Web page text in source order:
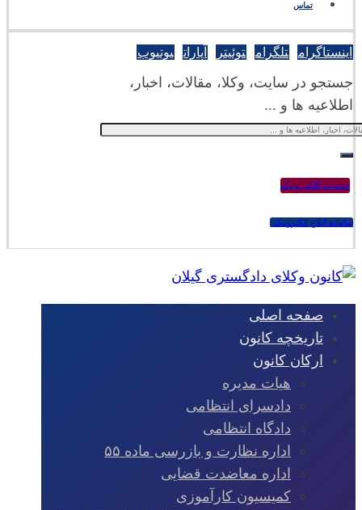
تماس
اینستاگرام تلگرام توئیتر آپارات یوتیوب
جستجو در سایت، وکلا، مقالات، اخبار،
اطلاعیه ها و ...
خدمات الکترونیک
سامانه ابلاغ الکترونیکی
صفحه اصلی
تاریخچه کانون
ارکان کانون
هیات مدیره
دادسرای انتظامی
دادگاه انتظامی
اداره نظارت و بازرسی ماده ۵۵
اداره معاضدت قضایی
کمیسیون کارآموزی